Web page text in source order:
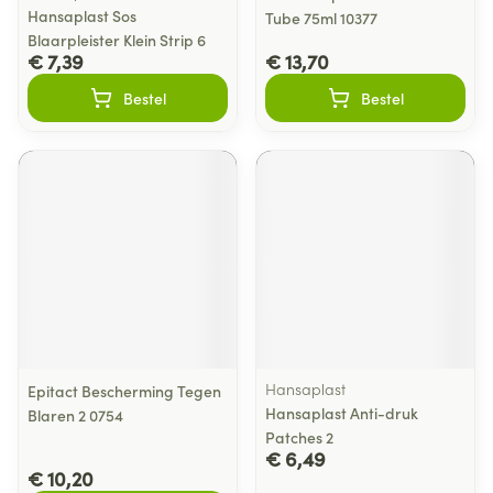
Hansaplast Sos
Blaarpleister Klein Strip 6
€ 7,39
Bestel
Tube 75ml 10377
€ 13,70
Bestel
Epitact Bescherming Tegen
Blaren 2 0754
€ 10,20
Hansaplast
Hansaplast Anti-druk
Patches 2
€ 6,49